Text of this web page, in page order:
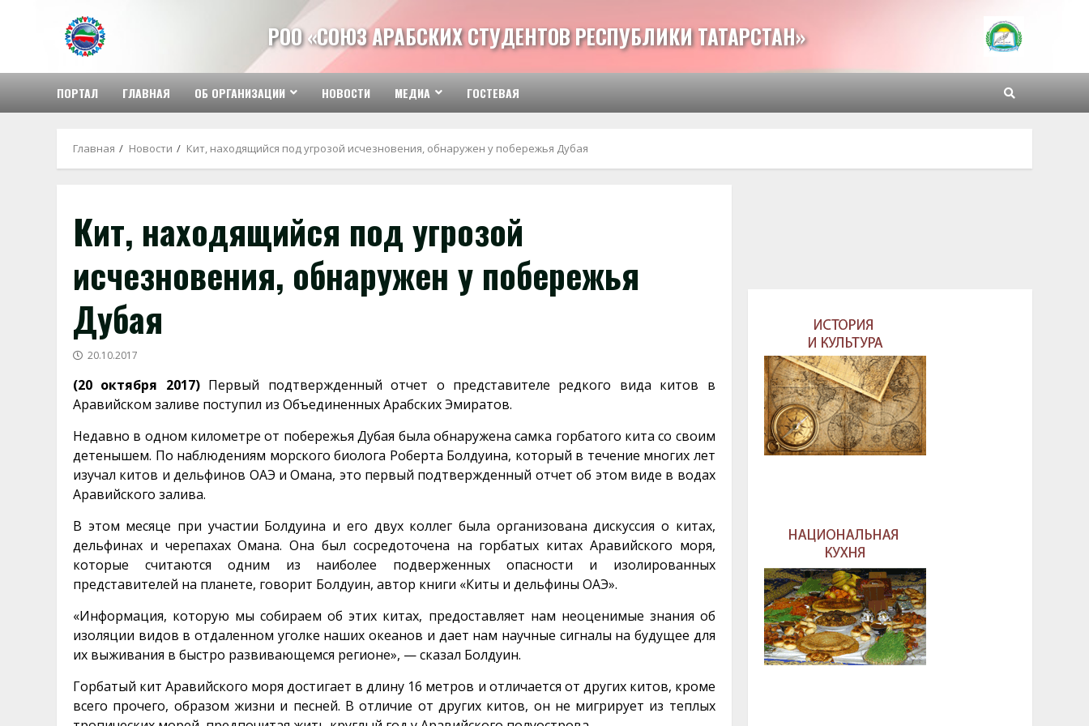
содержимому
РОО «СОЮЗ АРАБСКИХ СТУДЕНТОВ РЕСПУБЛИКИ ТАТАРСТАН»
ПОРТАЛ ГЛАВНАЯ ОБ ОРГАНИЗАЦИИ НОВОСТИ МЕДИА ГОСТЕВАЯ
Главная Новости Кит, находящийся под угрозой исчезновения, обнаружен у побережья Дубая
Кит, находящийся под угрозой
исчезновения, обнаружен у побережья
Дубая
20.10.2017
(20 октября 2017) Первый подтвержденный отчет о представителе редкого вида китов в
Аравийском заливе поступил из Объединенных Арабских Эмиратов.
Недавно в одном километре от побережья Дубая была обнаружена самка горбатого кита со своим
детенышем. По наблюдениям морского биолога Роберта Болдуина, который в течение многих лет
изучал китов и дельфинов ОАЭ и Омана, это первый подтвержденный отчет об этом виде в водах
Аравийского залива.
В этом месяце при участии Болдуина и его двух коллег была организована дискуссия о китах,
дельфинах и черепахах Омана. Она был сосредоточена на горбатых китах Аравийского моря,
которые считаются одним из наиболее подверженных опасности и изолированных
представителей на планете, говорит Болдуин, автор книги «Киты и дельфины ОАЭ».
«Информация, которую мы собираем об этих китах, предоставляет нам неоценимые знания об
изоляции видов в отдаленном уголке наших океанов и дает нам научные сигналы на будущее для
их выживания в быстро развивающемся регионе», — сказал Болдуин.
Горбатый кит Аравийского моря достигает в длину 16 метров и отличается от других китов, кроме
всего прочего, образом жизни и песней. В отличие от других китов, он не мигрирует из теплых